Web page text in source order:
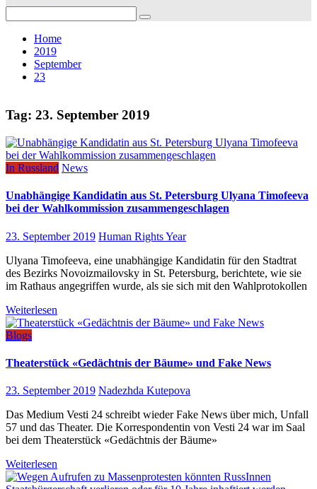
for:
Home
2019
September
23
Tag: 23. September 2019
In Russland News
Unabhängige Kandidatin aus St. Petersburg Ulyana Timofeeva
bei der Wahlkommission zusammengeschlagen
23. September 2019 Human Rights Year
Ulyana Timofeeva, eine unabhängige Kandidatin für den Stadtrat
des Bezirks Novoizmailovsky in St. Petersburg, berichtete, wie sie
im Rathaus angegriffen wurde, als sie sich mit den Wahlprotokollen
Weiterlesen
Blogs
Theaterstück «Gedächtnis der Bäume» und Fake News
23. September 2019 Nadezhda Kutepova
Das Medium Vesti 24 schreibt wieder Fake News über mich, Unfall
57 und das Theater. Die Korrespondentin von Vesti 24 war im Saal
bei dem Theaterstück «Gedächtnis der Bäume»
Weiterlesen